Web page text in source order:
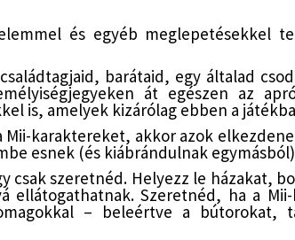
és egyéb meglepetésekkel
barátaid, egy általad
át egészen az
is, amelyek kizárólag ebben a
Mii-karaktereket, akkor azok
esnek (és kiábrándulnak
csak szeretnéd. Helyezz le házakat,
ellátogathatnak. Szeretnéd, ha a
– beleértve a